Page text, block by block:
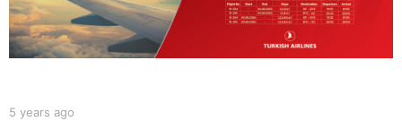
s
a
g
b
5 years ago